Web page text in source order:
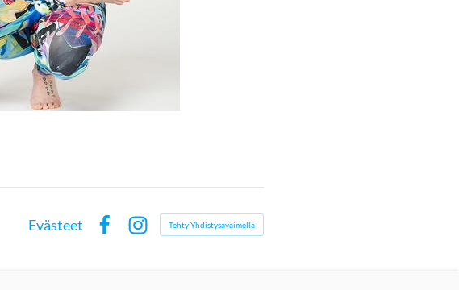
Evästeet
Instagram
Tehty Yhdistysavaimella